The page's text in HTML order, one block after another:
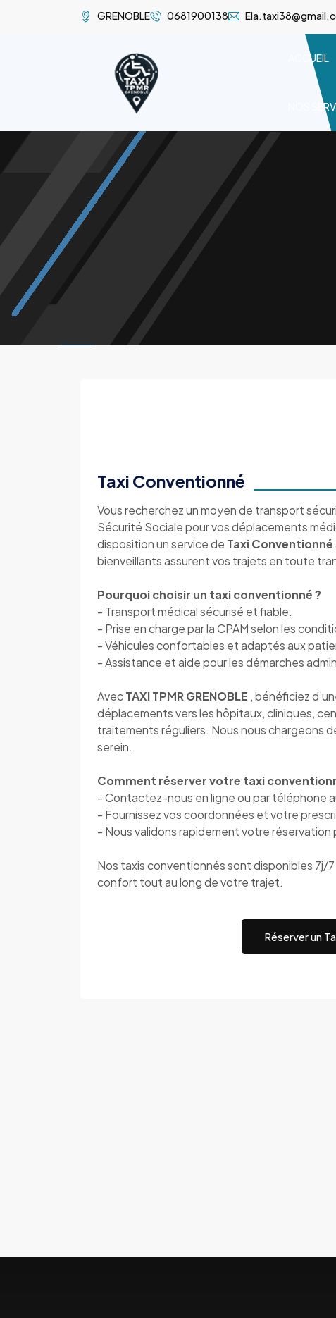
GRENOBLE 0681900138
ACCUEIL
NOS
Taxi Conventionné
Vous recherchez un moyen de transport
Sécurité Sociale pour vos déplacements
disposition un service de Taxi Conventionné
bienveillants assurent vos trajets en toute
Pourquoi choisir un taxi conventionné ?
- Transport médical sécurisé et fiable.
- Prise en charge par la CPAM selon les
- Véhicules confortables et adaptés aux
- Assistance et aide pour les démarches
AvecTAXI TPMR GRENOBLE , bénéficiez
déplacements vers les hôpitaux, cliniques,
traitements réguliers. Nous nous chargeons
serein.
Comment réserver votre taxi
- Contactez-nous en ligne ou par téléphone
- Fournissez vos coordonnées et votre
- Nous validons rapidement votre
Nos taxis conventionnés sont disponibles
confort tout au long de votre trajet.
Réserver un